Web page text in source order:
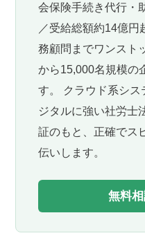
会保険手続き代行・
／受給総額約14億円
務顧問までワンスト
から15,000名規模の
す。 クラウド系シ
ジタルに強い社労士
証のもと、正確でス
伝いします。
無料